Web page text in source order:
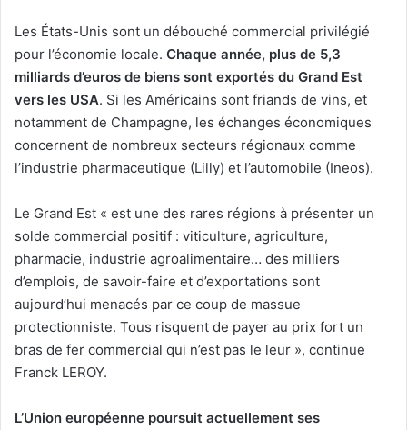
Les États-Unis sont un débouché commercial privilégié
pour l’économie locale. Chaque année, plus de 5,3
milliards d’euros de biens sont exportés du Grand Est
vers les USA. Si les Américains sont friands de vins, et
notamment de Champagne, les échanges économiques
concernent de nombreux secteurs régionaux comme
l’industrie pharmaceutique (Lilly) et l’automobile (Ineos).
Le Grand Est « est une des rares régions à présenter un
solde commercial positif : viticulture, agriculture,
pharmacie, industrie agroalimentaire… des milliers
d’emplois, de savoir-faire et d’exportations sont
aujourd’hui menacés par ce coup de massue
protectionniste. Tous risquent de payer au prix fort un
bras de fer commercial qui n’est pas le leur », continue
Franck LEROY.
L’Union européenne poursuit actuellement ses